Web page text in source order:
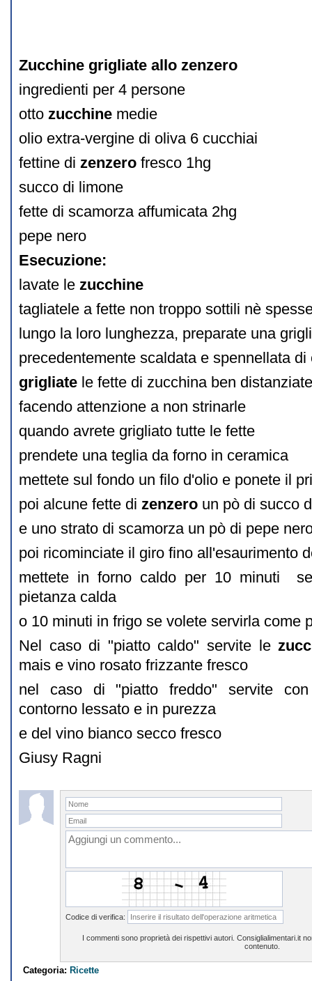
Zucchine grigliate allo zenzero
ingredienti per 4 persone
otto zucchine medie
olio extra-vergine di oliva 6 cucchiai
fettine di zenzero fresco 1hg
succo di limone
fette di scamorza affumicata 2hg
pepe nero
Esecuzione:
lavate le zucchine
tagliatele a fette non troppo sottili nè
lungo la loro lunghezza, preparate una
precedentemente scaldata e spennellata di
grigliate le fette di zucchina ben
facendo attenzione a non strinarle
quando avrete grigliato tutte le fette
prendete una teglia da forno in ceramica
mettete sul fondo un filo d'olio e ponete il
poi alcune fette di zenzero un pò di succo
e uno strato di scamorza un pò di pepe
poi ricominciate il giro fino all'esaurimento
mettete in forno caldo per 10 minuti
pietanza calda
o 10 minuti in frigo se volete servirla come
Nel caso di "piatto caldo" servite le
mais e vino rosato frizzante fresco
nel caso di "piatto freddo" servite
contorno lessato e in purezza
e del vino bianco secco fresco
Giusy Ragni
Codice di verifica:
I commenti sono proprietà dei rispettivi autori. Consiglialimentari.it
contenuto.
Categoria: Ricette